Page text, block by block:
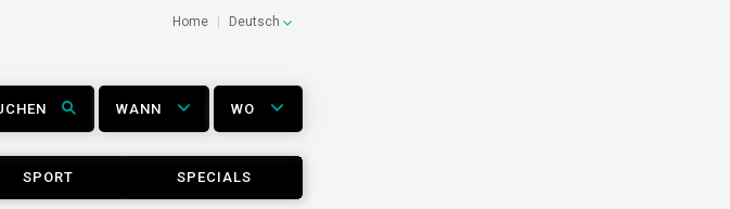
Home Deutsch
WANN WO
SPORT SPECIALS